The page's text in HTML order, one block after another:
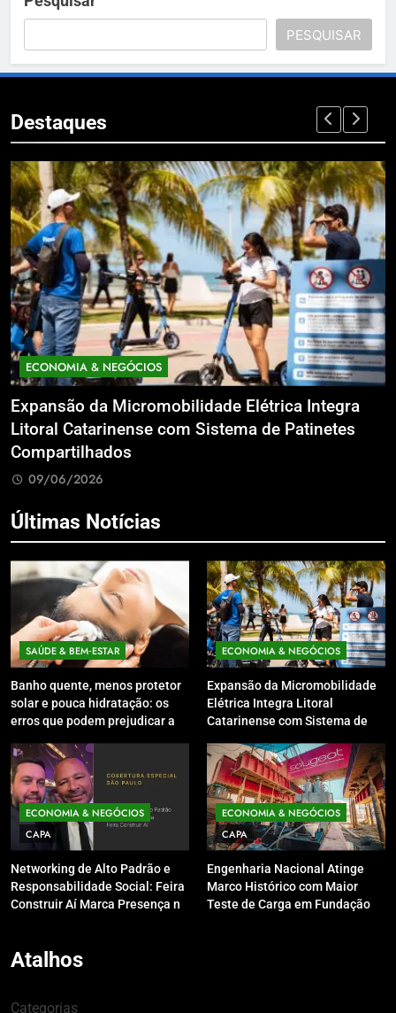
PESQUISAR
Destaques
ECONOMIA & NEGÓCIOS
Expansão da Micromobilidade Elétrica Integra
Litoral Catarinense com Sistema de Patinetes
Compartilhados
09/06/2026
Últimas Notícias
SAÚDE & BEM‑ESTAR
Banho quente, menos protetor
solar e pouca hidratação: os
erros que podem prejudicar a
inverno
ECONOMIA & NEGÓCIOS
Expansão da Micromobilidade
Elétrica Integra Litoral
Catarinense com Sistema de
ECONOMIA & NEGÓCIOS
CAPA
Networking de Alto Padrão e
Responsabilidade Social: Feira
Construir Aí Marca Presença no
ECONOMIA & NEGÓCIOS
CAPA
Engenharia Nacional Atinge
Marco Histórico com Maior
Teste de Carga em Fundação
Atalhos
Categorias